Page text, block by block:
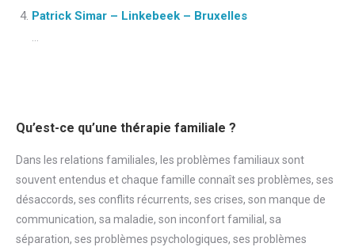
Patrick Simar – Linkebeek – Bruxelles
...
Qu’est-ce qu’une thérapie familiale ?
Dans les relations familiales, les problèmes familiaux sont
souvent entendus et chaque famille connaît ses problèmes, ses
désaccords, ses conflits récurrents, ses crises, son manque de
communication, sa maladie, son inconfort familial, sa
séparation, ses problèmes psychologiques, ses problèmes